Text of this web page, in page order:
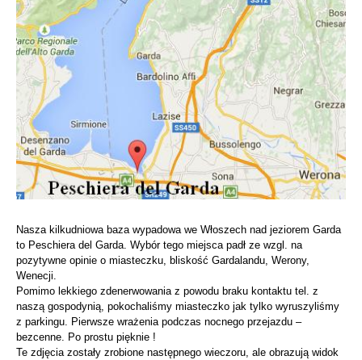
Nasza kilkudniowa baza wypadowa we Włoszech nad jeziorem Garda
to Peschiera del Garda. Wybór tego miejsca padł ze wzgl. na
pozytywne opinie o miasteczku, bliskość Gardalandu, Werony,
Wenecji.
Pomimo lekkiego zdenerwowania z powodu braku kontaktu tel. z
naszą gospodynią, pokochaliśmy miasteczko jak tylko wyruszyliśmy
z parkingu. Pierwsze wrażenia podczas nocnego przejazdu –
bezcenne. Po prostu pięknie !
Te zdjęcia zostały zrobione następnego wieczoru, ale obrazują widok